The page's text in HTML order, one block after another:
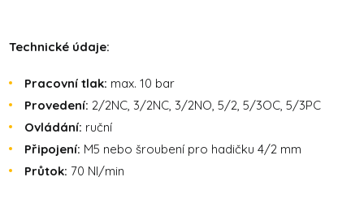
Technické údaje:
Pracovní tlak: max. 10 bar
Provedení: 2/2NC, 3/2NC, 3/2NO, 5/2, 5/3OC, 5/3PC
Ovládání: ruční
Připojení: M5 nebo šroubení pro hadičku 4/2 mm
Průtok: 70 Nl/min